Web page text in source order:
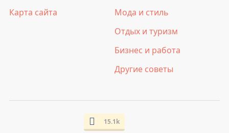
Карта сайта
Мода и стиль
Отдых и туризм
Бизнес и работа
Другие советы
15.1k